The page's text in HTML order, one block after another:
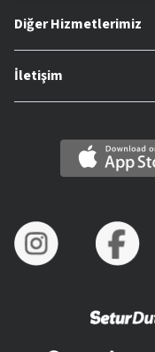
Diğer Hizmetlerimiz
İletişim